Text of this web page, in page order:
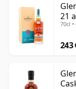
21
70cl •
243